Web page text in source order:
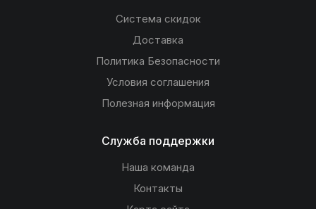
Система скидок
Доставка
Политика Безопасности
Условия соглашения
Полезная информация
Служба поддержки
Наша команда
Контакты